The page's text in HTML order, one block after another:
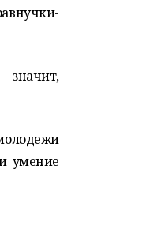
значит,
умение